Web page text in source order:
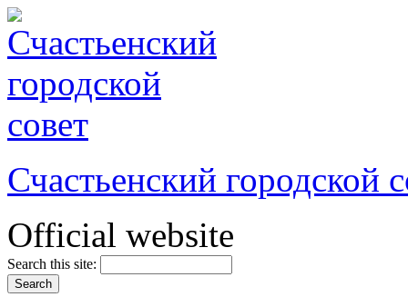
Счастьенский городской
Official website
Search this site: